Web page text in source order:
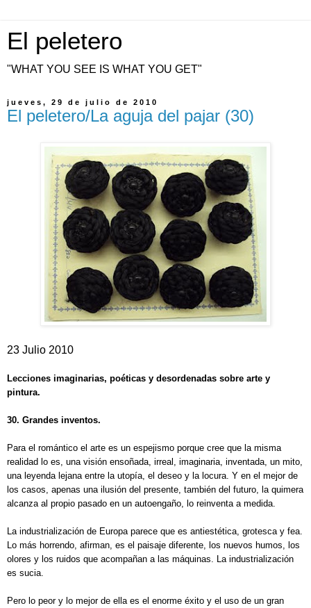
El peletero
"WHAT YOU SEE IS WHAT YOU GET"
jueves, 29 de julio de 2010
El peletero/La aguja del pajar (30)
23 Julio 2010
Lecciones imaginarias, poéticas y desordenadas sobre arte y
pintura.
30. Grandes inventos.
Para el romántico el arte es un espejismo porque cree que la misma
realidad lo es, una visión ensoñada, irreal, imaginaria, inventada, un mito,
una leyenda lejana entre la utopía, el deseo y la locura. Y en el mejor de
los casos, apenas una ilusión del presente, también del futuro, la quimera
alcanza al propio pasado en un autoengaño, lo reinventa a medida.
La industrialización de Europa parece que es antiestética, grotesca y fea.
Lo más horrendo, afirman, es el paisaje diferente, los nuevos humos, los
olores y los ruidos que acompañan a las máquinas. La industrialización
es sucia.
Pero lo peor y lo mejor de ella es el enorme éxito y el uso de un gran